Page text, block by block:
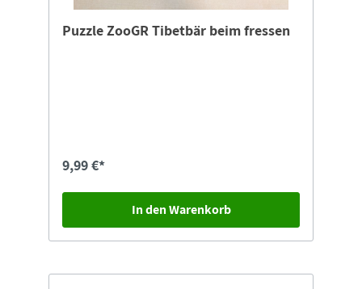
Puzzle ZooGR Tibetbär beim fressen
9,99 €*
In den Warenkorb